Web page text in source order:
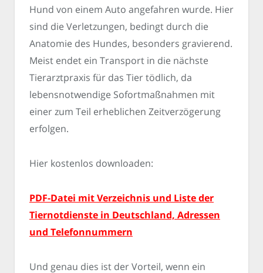
Hund von einem Auto angefahren wurde. Hier
sind die Verletzungen, bedingt durch die
Anatomie des Hundes, besonders gravierend.
Meist endet ein Transport in die nächste
Tierarztpraxis für das Tier tödlich, da
lebensnotwendige Sofortmaßnahmen mit
einer zum Teil erheblichen Zeitverzögerung
erfolgen.
Hier kostenlos downloaden:
PDF-Datei mit Verzeichnis und Liste der
Tiernotdienste in Deutschland, Adressen
und Telefonnummern
Und genau dies ist der Vorteil, wenn ein